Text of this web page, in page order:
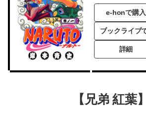
e-honで購入
ブックライブ
詳細
【兄弟 紅葉】